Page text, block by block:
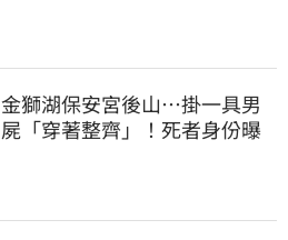
金獅湖保安宮後山…掛一具男
屍「穿著整齊」！死者身份曝